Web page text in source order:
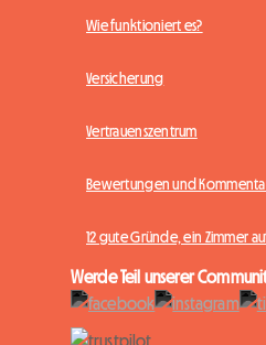
Wie funktioniert es?
Versicherung
Vertrauenszentrum
Bewertungen und
12 gute Gründe, ein Zimmer
Werde Teil unserer